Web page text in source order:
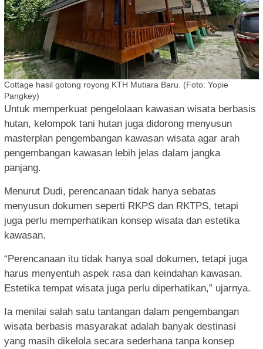
Cottage hasil gotong royong KTH Mutiara Baru. (Foto: Yopie
Pangkey)
Untuk memperkuat pengelolaan kawasan wisata berbasis
hutan, kelompok tani hutan juga didorong menyusun
masterplan pengembangan kawasan wisata agar arah
pengembangan kawasan lebih jelas dalam jangka
panjang.
Menurut Dudi, perencanaan tidak hanya sebatas
menyusun dokumen seperti RKPS dan RKTPS, tetapi
juga perlu memperhatikan konsep wisata dan estetika
kawasan.
“Perencanaan itu tidak hanya soal dokumen, tetapi juga
harus menyentuh aspek rasa dan keindahan kawasan.
Estetika tempat wisata juga perlu diperhatikan,” ujarnya.
Ia menilai salah satu tantangan dalam pengembangan
wisata berbasis masyarakat adalah banyak destinasi
yang masih dikelola secara sederhana tanpa konsep